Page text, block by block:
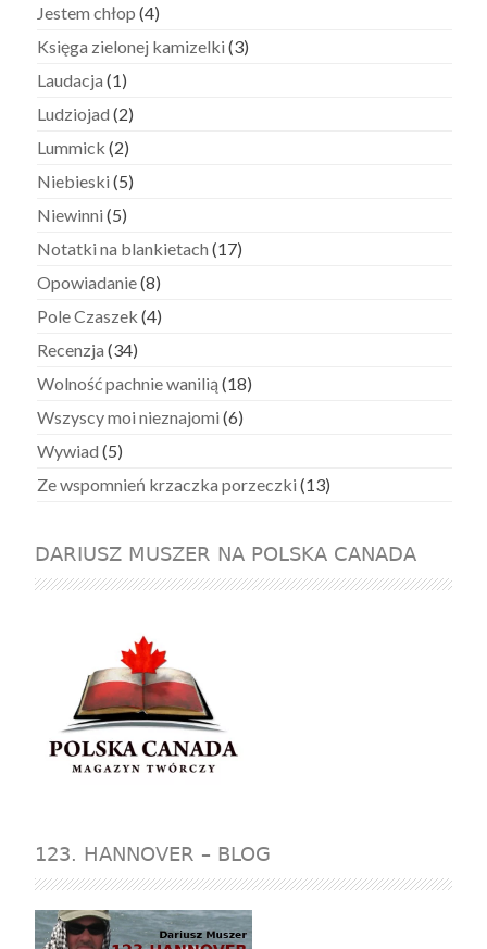
Jestem chłop (4)
Księga zielonej kamizelki (3)
Laudacja (1)
Ludziojad (2)
Lummick (2)
Niebieski (5)
Niewinni (5)
Notatki na blankietach (17)
Opowiadanie(8)
Pole Czaszek (4)
Recenzja (34)
Wolność pachnie wanilią (18)
Wszyscy moi nieznajomi (6)
Wywiad (5)
Ze wspomnień krzaczka porzeczki (13)
DARIUSZ MUSZER NA POLSKA CANADA
123. HANNOVER – BLOG